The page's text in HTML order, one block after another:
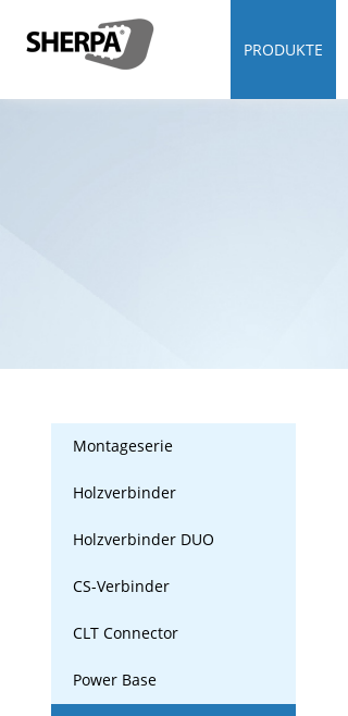
PRODUKTE
Montageserie
Holzverbinder
Holzverbinder DUO
CS-Verbinder
CLT Connector
Power Base